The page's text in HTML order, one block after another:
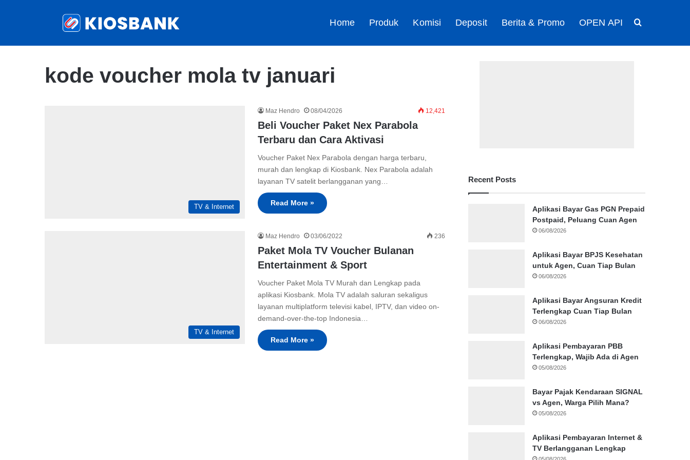
Home Produk Komisi Deposit Berita & Promo OPEN API
kode voucher mola tv januari
TV & Internet
Maz Hendro 08/04/2026 12,421
Beli Voucher Paket Nex Parabola
Terbaru dan Cara Aktivasi
Voucher Paket Nex Parabola dengan harga terbaru,
murah dan lengkap di Kiosbank. Nex Parabola adalah
layanan TV satelit berlangganan yang…
Read More »
TV & Internet
Maz Hendro 03/06/2022 236
Paket Mola TV Voucher Bulanan
Entertainment & Sport
Voucher Paket Mola TV Murah dan Lengkap pada
aplikasi Kiosbank. Mola TV adalah saluran sekaligus
layanan multiplatform televisi kabel, IPTV, dan video on-
demand-over-the-top Indonesia…
Read More »
Recent Posts
Aplikasi Bayar Gas PGN Prepaid
Postpaid, Peluang Cuan Agen
06/08/2026
Aplikasi Bayar BPJS Kesehatan
untuk Agen, Cuan Tiap Bulan
06/08/2026
Aplikasi Bayar Angsuran Kredit
Terlengkap Cuan Tiap Bulan
06/08/2026
Aplikasi Pembayaran PBB
Terlengkap, Wajib Ada di Agen
05/08/2026
Bayar Pajak Kendaraan SIGNAL
vs Agen, Warga Pilih Mana?
05/08/2026
Aplikasi Pembayaran Internet &
TV Berlangganan Lengkap